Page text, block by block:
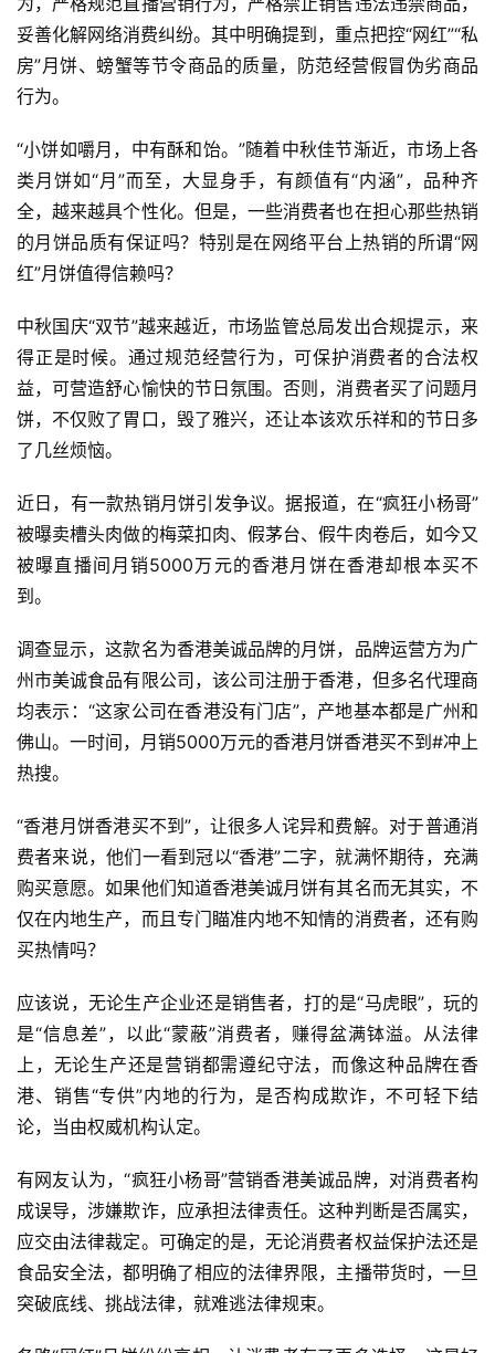
妥善化解网络消费纠纷。其中明确提到，重点把控“网红”“私
房”月饼、螃蟹等节令商品的质量，防范经营假冒伪劣商品
行为。
“小饼如嚼月，中有酥和饴。”随着中秋佳节渐近，市场上各
类月饼如“月”而至，大显身手，有颜值有“内涵”，品种齐
全，越来越具个性化。但是，一些消费者也在担心那些热销
的月饼品质有保证吗？特别是在网络平台上热销的所谓“网
红”月饼值得信赖吗？
中秋国庆“双节”越来越近，市场监管总局发出合规提示，来
得正是时候。通过规范经营行为，可保护消费者的合法权
益，可营造舒心愉快的节日氛围。否则，消费者买了问题月
饼，不仅败了胃口，毁了雅兴，还让本该欢乐祥和的节日多
了几丝烦恼。
近日，有一款热销月饼引发争议。据报道，在“疯狂小杨哥”
被曝卖槽头肉做的梅菜扣肉、假茅台、假牛肉卷后，如今又
被曝直播间月销5000万元的香港月饼在香港却根本买不
到。
调查显示，这款名为香港美诚品牌的月饼，品牌运营方为广
州市美诚食品有限公司，该公司注册于香港，但多名代理商
均表示：“这家公司在香港没有门店”，产地基本都是广州和
佛山。一时间，月销5000万元的香港月饼香港买不到#冲上
热搜。
“香港月饼香港买不到”，让很多人诧异和费解。对于普通消
费者来说，他们一看到冠以“香港”二字，就满怀期待，充满
购买意愿。如果他们知道香港美诚月饼有其名而无其实，不
仅在内地生产，而且专门瞄准内地不知情的消费者，还有购
买热情吗？
应该说，无论生产企业还是销售者，打的是“马虎眼”，玩的
是“信息差”，以此“蒙蔽”消费者，赚得盆满钵溢。从法律
上，无论生产还是营销都需遵纪守法，而像这种品牌在香
港、销售“专供”内地的行为，是否构成欺诈，不可轻下结
论，当由权威机构认定。
有网友认为，“疯狂小杨哥”营销香港美诚品牌，对消费者构
成误导，涉嫌欺诈，应承担法律责任。这种判断是否属实，
应交由法律裁定。可确定的是，无论消费者权益保护法还是
食品安全法，都明确了相应的法律界限，主播带货时，一旦
突破底线、挑战法律，就难逃法律规束。